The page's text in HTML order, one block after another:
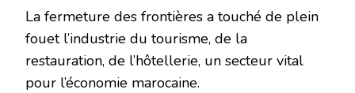
La fermeture des frontières a touché de plein
fouet l’industrie du tourisme, de la
restauration, de l’hôtellerie, un secteur vital
pour l’économie marocaine.